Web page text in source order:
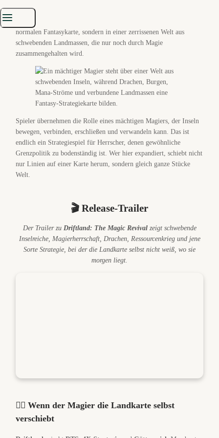
schöner Anlass, diesen seltsamen Inselzauber noch einmal aus der
normalen Fantasykarte, sondern in einer zerrissenen Welt aus
schwebenden Landmassen, die nur noch durch Magie
zusammengehalten wird.
Spieler übernehmen die Rolle eines mächtigen Magiers, der Inseln
bewegen, verbinden, erschließen und verwandeln kann. Das ist
endlich ein Strategiespiel für Herrscher, denen gewöhnliche
Grenzpolitik zu bodenständig ist. Wer hier expandiert, schiebt nicht
nur Linien auf einer Karte herum, sondern gleich ganze Stücke
Welt.
🎬 Release-Trailer
Der Trailer zu Driftland: The Magic Revivalzeigt schwebende
Inselreiche, Magierherrschaft, Drachen, Ressourcenkrieg und jene
Sorte Strategie, bei der die Landkarte selbst nicht weiß, wo sie
morgen liegt.
🧙‍♂️ Wenn der Magier die Landkarte selbst
verschiebt